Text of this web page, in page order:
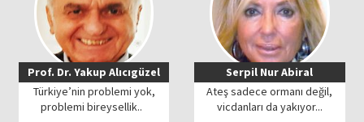
Prof. Dr. Yakup Alıcıgüzel
Türkiye’nin problemi yok,
problemi bireysellik..
Serpil Nur Abiral
Ateş sadece ormanı değil,
vicdanları da yakıyor...